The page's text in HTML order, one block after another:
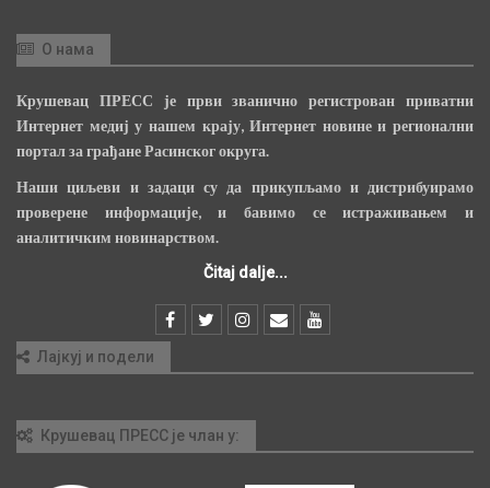
О нама
Крушевац ПРЕСС је први званично регистрован приватни
Интернет медиј у нашем крају, Интернет новине и регионални
портал за грађане Расинског округа.
Наши циљеви и задаци су да прикупљамо и дистрибуирамо
проверене информације, и бавимо се истраживањем и
аналитичким новинарством.
Čitaj dalje...
Лајкуј и подели
Крушевац ПРЕСС је члан у: